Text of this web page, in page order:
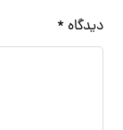
دیدگاه *